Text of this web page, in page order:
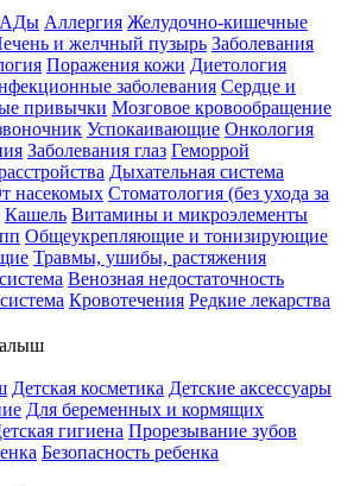
Аллергия Желудочно-кишечные
и желчный пузырь Заболевания
Поражения кожи Диетология
заболевания Сердце и
привычки Мозговое кровообращение
Успокаивающие Онкология
Заболевания глаз Геморрой
Дыхательная система
насекомых Стоматология (без ухода за
Кашель Витамины и микроэлементы
Общеукрепляющие и тонизирующие
Травмы, ушибы, растяжения
Венозная недостаточность
Кровотечения Редкие лекарства
Детская косметика Детские аксессуары
Для беременных и кормящих
гигиена Прорезывание зубов
Безопасность ребенка